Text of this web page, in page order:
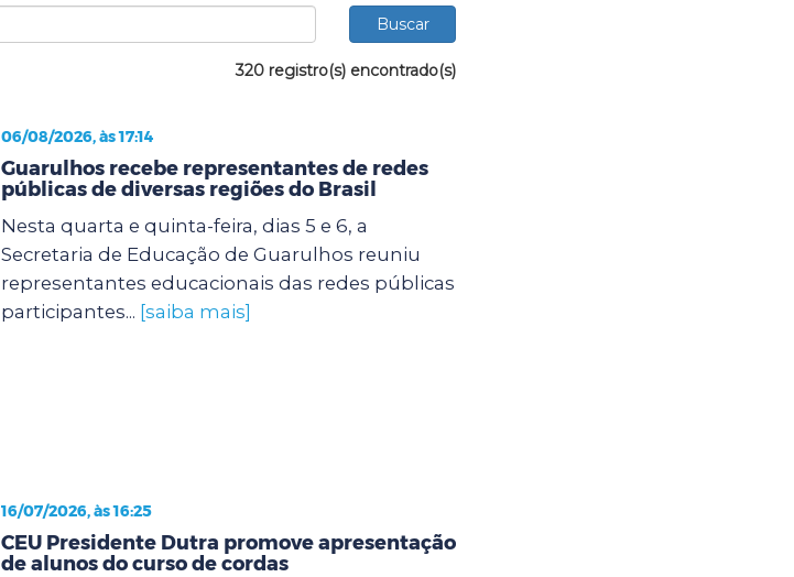
320 registro(s) encontrado(s)
06/08/2026, às 17:14
Guarulhos recebe representantes de redes
públicas de diversas regiões do Brasil
Nesta quarta e quinta-feira, dias 5 e 6, a
Secretaria de Educação de Guarulhos reuniu
representantes educacionais das redes públicas
participantes... [saiba mais]
16/07/2026, às 16:25
CEU Presidente Dutra promove apresentação
de alunos do curso de cordas